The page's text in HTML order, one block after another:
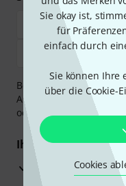
Sie okay ist,
für
einfach durch
Sie können Ihre
über die Cookie-
Cookies
Bezahlen Sie
Amazon Pay,Klarna
oder Kreditkarte.
Ihre Vorteile
3 Jahre Thomann